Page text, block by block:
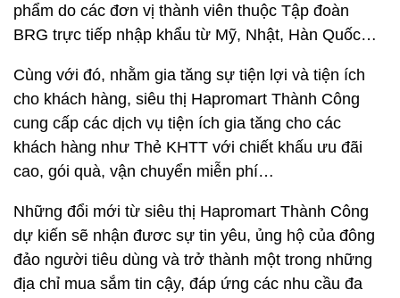
phẩm do các đơn vị thành viên thuộc Tập đoàn
BRG trực tiếp nhập khẩu từ Mỹ, Nhật, Hàn Quốc…
Cùng với đó, nhằm gia tăng sự tiện lợi và tiện ích
cho khách hàng, siêu thị Hapromart Thành Công
cung cấp các dịch vụ tiện ích gia tăng cho các
khách hàng như Thẻ KHTT với chiết khấu ưu đãi
cao, gói quà, vận chuyển miễn phí…
Những đổi mới từ siêu thị Hapromart Thành Công
dự kiến sẽ nhận đươc sự tin yêu, ủng hộ của đông
đảo người tiêu dùng và trở thành một trong những
địa chỉ mua sắm tin cậy, đáp ứng các nhu cầu đa